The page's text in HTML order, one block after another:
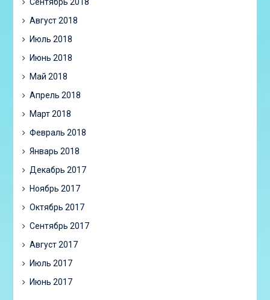
Август 2018
Июль 2018
Июнь 2018
Май 2018
Апрель 2018
Март 2018
Февраль 2018
Январь 2018
Декабрь 2017
Ноябрь 2017
Октябрь 2017
Сентябрь 2017
Август 2017
Июль 2017
Июнь 2017